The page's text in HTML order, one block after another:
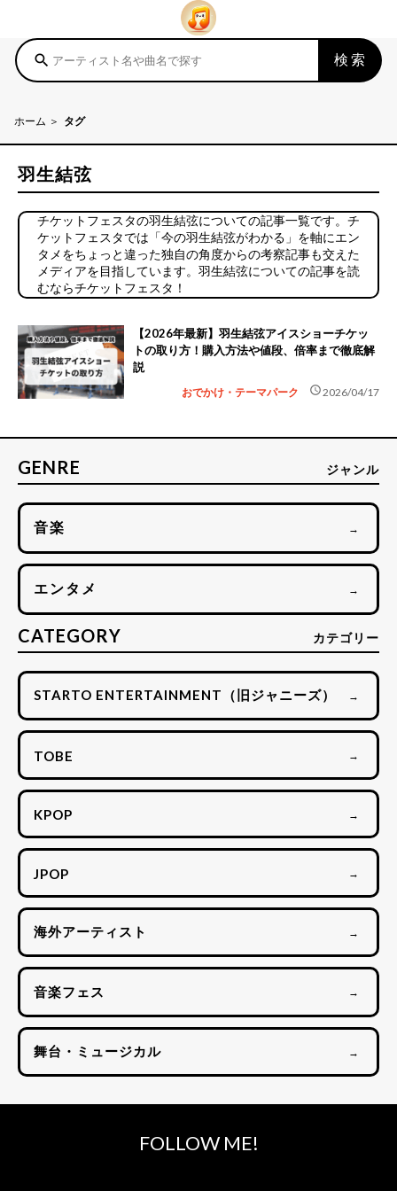
search 検索
ホーム タグ
羽生結弦
チケットフェスタの羽生結弦についての記事一覧です。チ
ケットフェスタでは「今の羽生結弦がわかる」を軸にエン
タメをちょっと違った独自の角度からの考察記事も交えた
メディアを目指しています。羽生結弦についての記事を読
むならチケットフェスタ！
【2026年最新】羽生結弦アイスショーチケッ
トの取り方！購入方法や値段、倍率まで徹底解
説
おでかけ・テーマパーク schedule2026/04/17
GENRE ジャンル
音楽 →
エンタメ →
CATEGORY カテゴリー
STARTO ENTERTAINMENT（旧ジャニーズ） →
TOBE →
KPOP →
JPOP →
海外アーティスト →
音楽フェス →
舞台・ミュージカル →
FOLLOW ME!